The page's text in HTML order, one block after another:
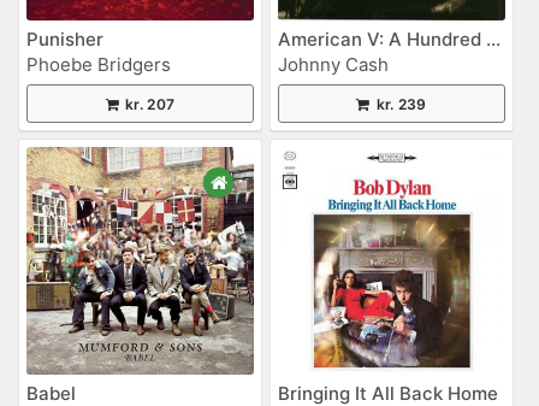
Punisher
Phoebe Bridgers
kr. 207
American V: A Hundred Highways
Johnny Cash
kr. 239
Babel
Bringing It All Back Home